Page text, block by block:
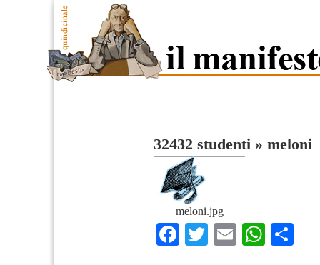
32432 studenti » meloni
meloni.jpg
Facebook
TwitterEmail